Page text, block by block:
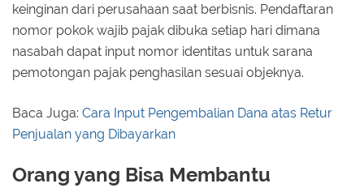
keinginan dari perusahaan saat berbisnis. Pendaftaran
nomor pokok wajib pajak dibuka setiap hari dimana
nasabah dapat input nomor identitas untuk sarana
pemotongan pajak penghasilan sesuai objeknya.
Baca Juga: Cara Input Pengembalian Dana atas Retur
Penjualan yang Dibayarkan
Orang yang Bisa Membantu